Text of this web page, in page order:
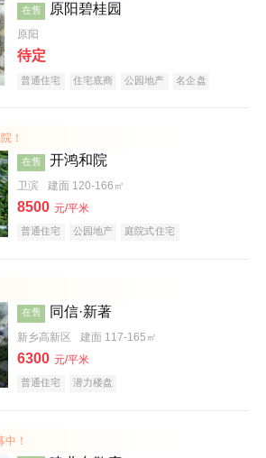
在售 原阳碧桂园
原阳
待定
普通住宅 住宅底商 公园地产 名企盘
！
在售 开鸿和院
卫滨 建面 120-166㎡
8500 元/平米
普通住宅 公园地产 庭院式住宅
在售 同信·新著
新乡高新区 建面 117-165㎡
6300 元/平米
普通住宅 潜力楼盘
！